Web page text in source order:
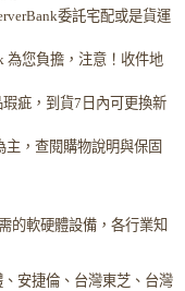
委託宅配或是貨運
為您負擔，注意！收件地
疵，到貨7日內可更換新
主，查閱購物說明與保固
的軟硬體設備，各行業知
安捷倫、台灣東芝、台灣